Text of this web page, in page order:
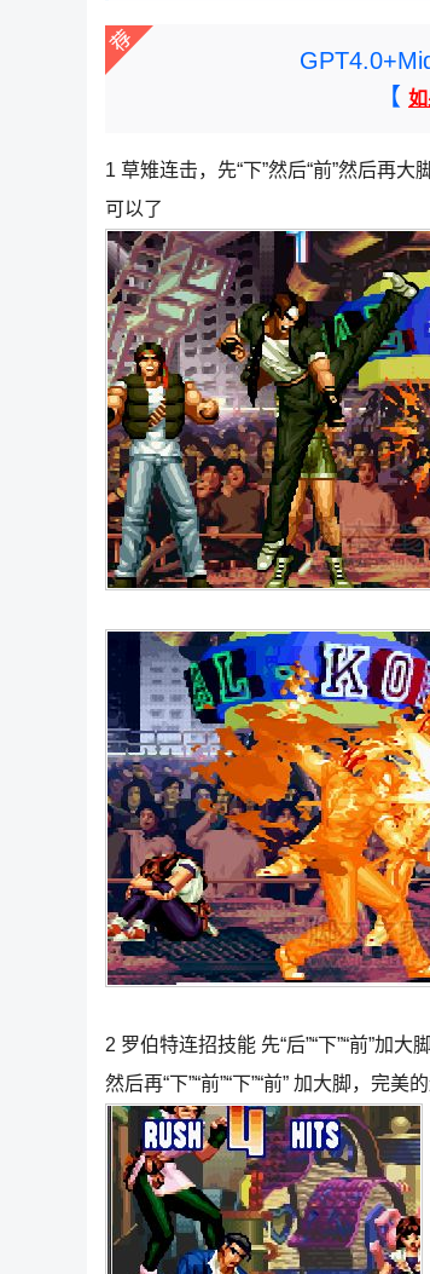
【
1 草雉连击，先“下”然后“前”然后再
可以了
2 罗伯特连招技能 先“后”“下”“前”加
然后再“下”“前”“下”“前” 加大脚，完美